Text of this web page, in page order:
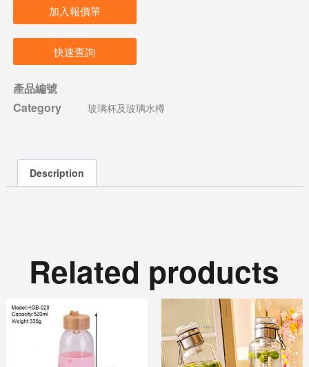
加入報價單
快速查詢
產品編號
Category
玻璃杯及玻璃水樽
Description
Related products